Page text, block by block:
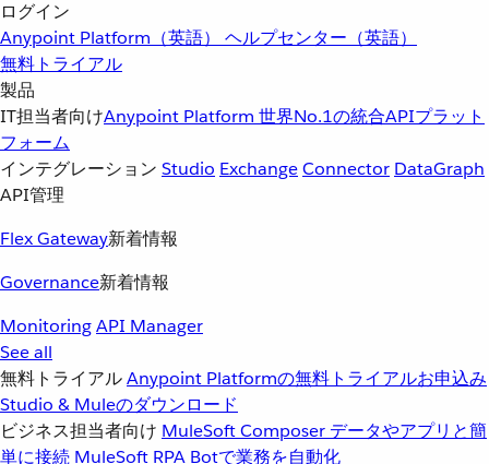
ログイン
Anypoint Platform（英語） ヘルプセンター（英語）
無料トライアル
製品
IT担当者向けAnypoint Platform 世界No.1の統合APIプラット
フォーム
インテグレーション Studio ExchangeConnector DataGraph
API管理
Flex Gateway新着情報
Governance新着情報
MonitoringAPI Manager
See all
無料トライアルAnypoint Platformの無料トライアルお申込み
Studio & Muleのダウンロード
ビジネス担当者向け MuleSoft Composer データやアプリと簡
単に接続 MuleSoft RPA Botで業務を自動化